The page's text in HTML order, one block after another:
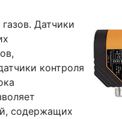
Датчики
контроля
содержащих